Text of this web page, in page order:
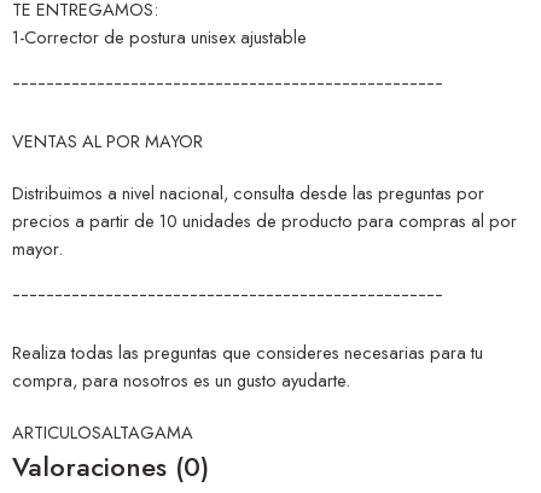
TE ENTREGAMOS:
1-Corrector de postura unisex ajustable
¯¯¯¯¯¯¯¯¯¯¯¯¯¯¯¯¯¯¯¯¯¯¯¯¯¯¯¯¯¯¯¯¯¯¯¯¯¯¯¯¯¯¯¯¯¯¯¯¯¯¯
VENTAS AL POR MAYOR
Distribuimos a nivel nacional, consulta desde las preguntas por
precios a partir de 10 unidades de producto para compras al por
mayor.
¯¯¯¯¯¯¯¯¯¯¯¯¯¯¯¯¯¯¯¯¯¯¯¯¯¯¯¯¯¯¯¯¯¯¯¯¯¯¯¯¯¯¯¯¯¯¯¯¯¯¯
Realiza todas las preguntas que consideres necesarias para tu
compra, para nosotros es un gusto ayudarte.
ARTICULOSALTAGAMA
Valoraciones (0)